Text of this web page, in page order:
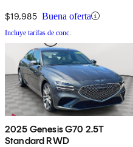
$19,985 Buena oferta
Incluye tarifas de conc.
2025 Genesis G70 2.5T
Standard RWD